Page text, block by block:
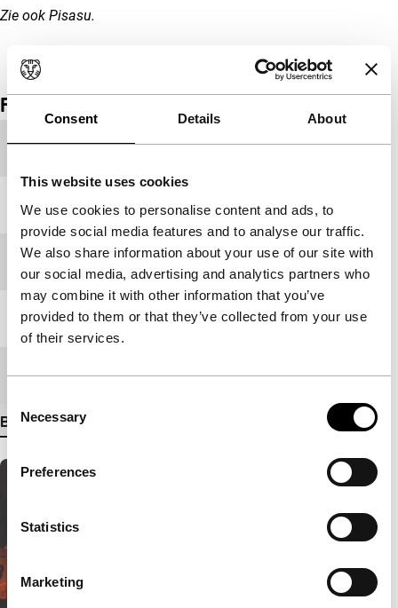
Consent Details About
This website uses cookies
We use cookies to personalise content and ads, to
provide social media features and to analyse our traffic.
We also share information about your use of our site with
our social media, advertising and analytics partners who
may combine it with other information that you’ve
provided to them or that they’ve collected from your use
of their services.
Selection
Necessary
Preferences
Statistics
Marketing
Zie ook Pisasu.
Film details
Productieland India
Jaar 2011
Festivaleditie IFFR 2018
Lengte 160'
Medium/FormaatDCP
Bekijk meer details